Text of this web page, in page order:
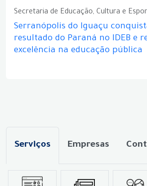
Secretaria de Educação, Cultura e
Serranópolis do Iguaçu
resultado do Paraná no IDEB e
excelência na educação pública
Serviços Empresas